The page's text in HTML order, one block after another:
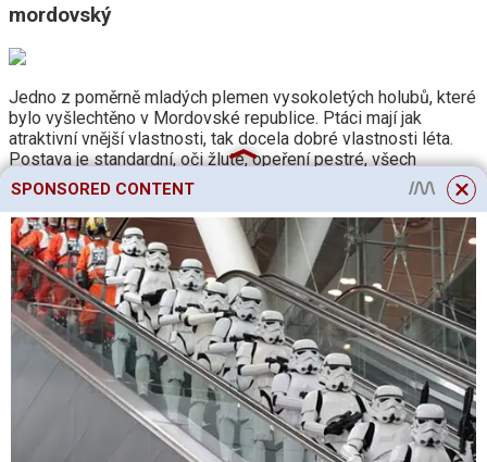
mordovský
Jedno z poměrně mladých plemen vysokoletých holubů, které
bylo vyšlechtěno v Mordovské republice. Ptáci mají jak
atraktivní vnější vlastnosti, tak docela dobré vlastnosti léta.
Postava je standardní, oči žluté, opeření pestré, všech
nejběžnějších odstínů. Skvěle se orientují a cestu do domu si
najdou i po měsíční nepřítomnosti. Ve vzduchu mohou strávit
více než 7 hodin v řadě a létat v průměrné výšce. Někdy se ale
vyšplhají tam, kde je oko nevidí.
Bugulma
U tohoto plemene vysokoletých holubů je mnoho
nesrovnalostí. Mnozí jej považují pouze za odrůdu
chistopolského plemene. Jiní naopak uznávají její právo na
individualitu. Znaky plemene nejsou plně vyvinuté. Mnoho lidí
nazývá Bugulma hřivny – holuby s barevnou “hřívou” na zadní
SPONSORED CONTENT